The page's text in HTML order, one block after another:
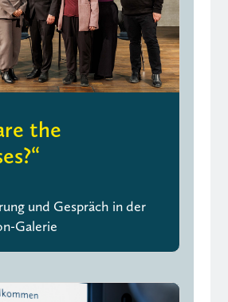
the
und Gespräch in der
Galerie